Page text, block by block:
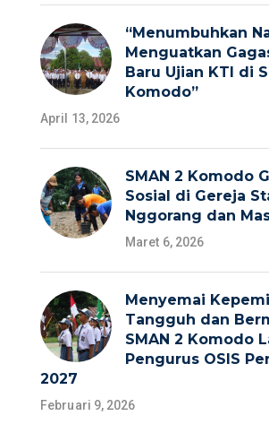
“Menumbuhkan
Menguatkan
Baru Ujian KTI di
Komodo”
April 13, 2026
SMAN 2 Komodo
Sosial di Gereja
Nggorang dan
Maret 6, 2026
Menyemai
Tangguh dan
SMAN 2 Komodo
Pengurus OSIS
2027
Februari 9, 2026